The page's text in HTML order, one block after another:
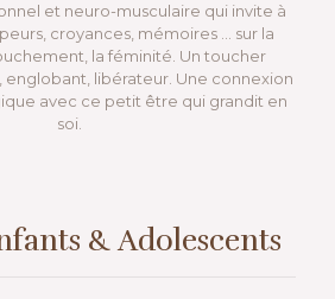
et neuro-musculaire qui invite à
croyances, mémoires ... sur la
la féminité. Un toucher
englobant, libérateur. Une connexion
avec ce petit être qui grandit en
soi.
& Adolescents